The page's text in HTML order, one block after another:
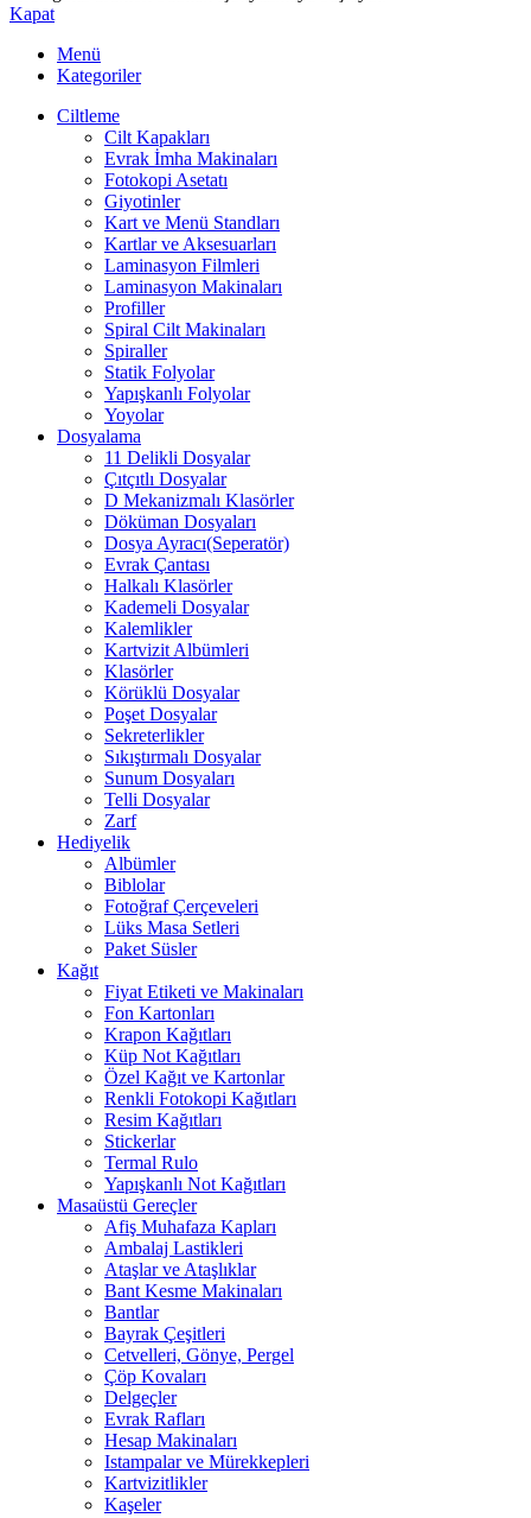
Kapat
Menü
Kategoriler
Ciltleme
Cilt Kapakları
Evrak İmha Makinaları
Fotokopi Asetatı
Giyotinler
Kart ve Menü Standları
Kartlar ve Aksesuarları
Laminasyon Filmleri
Laminasyon Makinaları
Profiller
Spiral Cilt Makinaları
Spiraller
Statik Folyolar
Yapışkanlı Folyolar
Yoyolar
Dosyalama
11 Delikli Dosyalar
Çıtçıtlı Dosyalar
D Mekanizmalı Klasörler
Döküman Dosyaları
Dosya Ayracı(Seperatör)
Evrak Çantası
Halkalı Klasörler
Kademeli Dosyalar
Kalemlikler
Kartvizit Albümleri
Klasörler
Körüklü Dosyalar
Poşet Dosyalar
Sekreterlikler
Sıkıştırmalı Dosyalar
Sunum Dosyaları
Telli Dosyalar
Zarf
Hediyelik
Albümler
Biblolar
Fotoğraf Çerçeveleri
Lüks Masa Setleri
Paket Süsler
Kağıt
Fiyat Etiketi ve Makinaları
Fon Kartonları
Krapon Kağıtları
Küp Not Kağıtları
Özel Kağıt ve Kartonlar
Renkli Fotokopi Kağıtları
Resim Kağıtları
Stickerlar
Termal Rulo
Yapışkanlı Not Kağıtları
Masaüstü Gereçler
Afiş Muhafaza Kapları
Ambalaj Lastikleri
Ataşlar ve Ataşlıklar
Bant Kesme Makinaları
Bantlar
Bayrak Çeşitleri
Cetvelleri, Gönye, Pergel
Çöp Kovaları
Delgeçler
Evrak Rafları
Hesap Makinaları
Istampalar ve Mürekkepleri
Kartvizitlikler
Kaşeler